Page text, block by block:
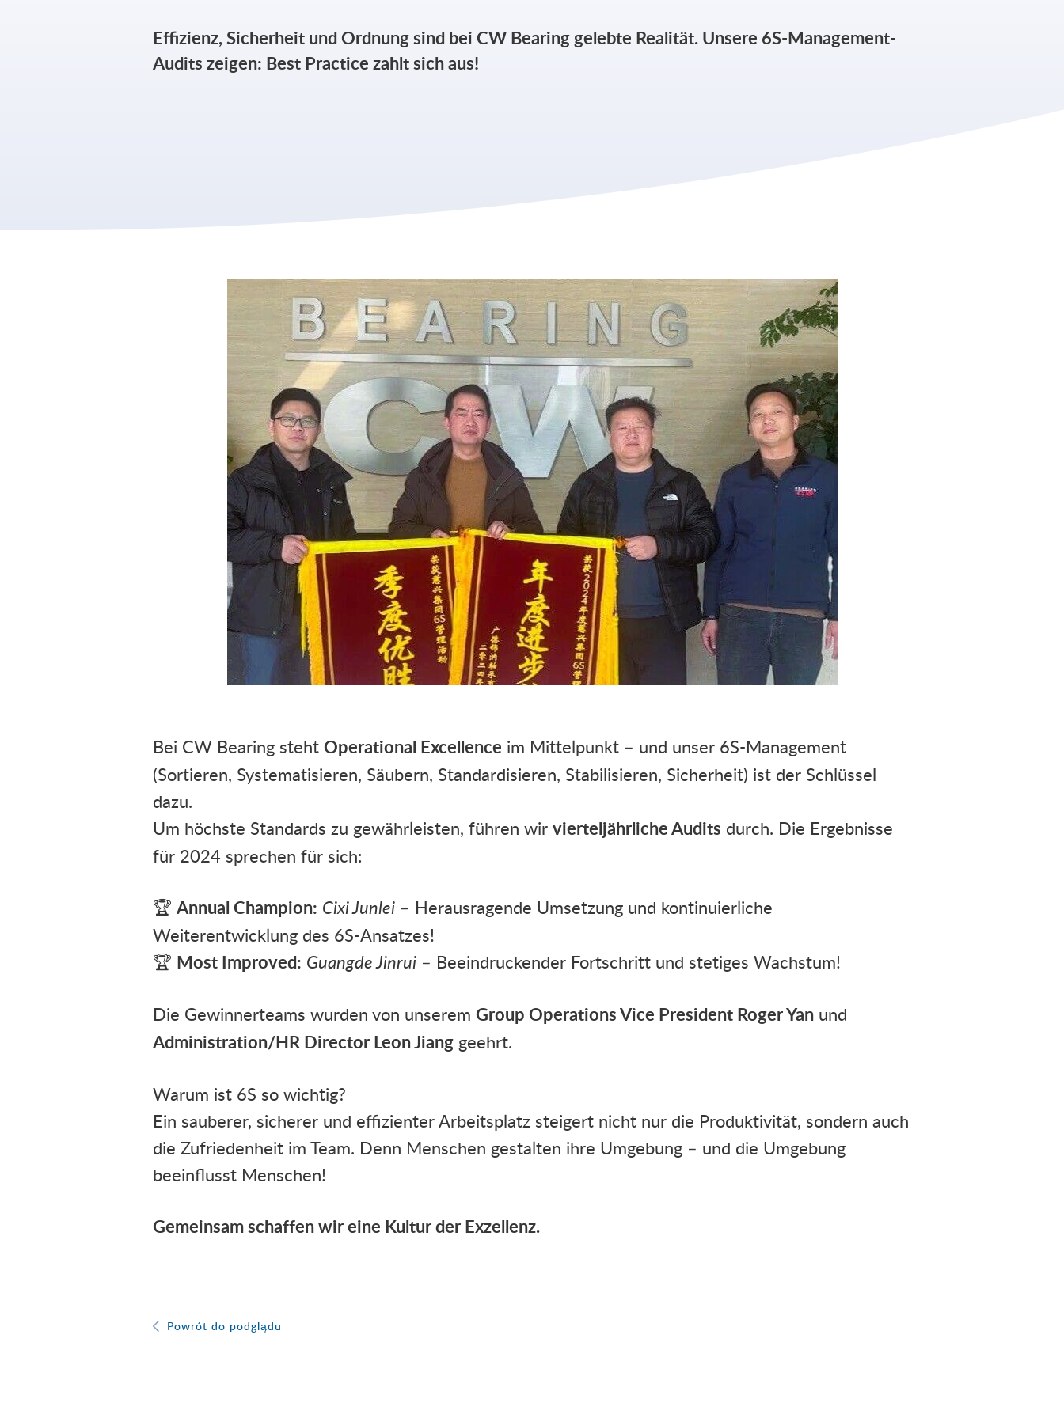
Effizienz, Sicherheit und Ordnung sind bei CW Bearing gelebte Realität. Unsere 6S-Management-
Audits zeigen: Best Practice zahlt sich aus!
Bei CW Bearing steht Operational Excellence im Mittelpunkt – und unser 6S-Management
(Sortieren, Systematisieren, Säubern, Standardisieren, Stabilisieren, Sicherheit) ist der Schlüssel
dazu.
Um höchste Standards zu gewährleisten, führen wir vierteljährliche Audits durch. Die Ergebnisse
für 2024 sprechen für sich:
🏆 Annual Champion: Cixi Junlei – Herausragende Umsetzung und kontinuierliche
Weiterentwicklung des 6S-Ansatzes!
🏆 Most Improved: Guangde Jinrui – Beeindruckender Fortschritt und stetiges Wachstum!
Die Gewinnerteams wurden von unserem Group Operations Vice President Roger Yan und
Administration/HR Director Leon Jiang geehrt.
Warum ist 6S so wichtig?
Ein sauberer, sicherer und effizienter Arbeitsplatz steigert nicht nur die Produktivität, sondern auch
die Zufriedenheit im Team. Denn Menschen gestalten ihre Umgebung – und die Umgebung
beeinflusst Menschen!
Gemeinsam schaffen wir eine Kultur der Exzellenz.
Powrót do podglądu